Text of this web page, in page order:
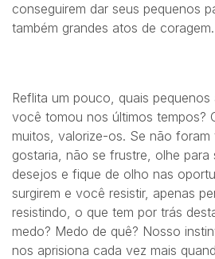
conseguirem dar seus pequenos
também grandes atos de coragem.
Reflita um pouco, quais
você tomou nos últimos tempos?
muitos, valorize-os. Se não
gostaria, não se frustre, olhe para
desejos e fique de olho nas
surgirem e você resistir, apenas
resistindo, o que tem por trás
medo? Medo de quê? Nosso
nos aprisiona cada vez mais